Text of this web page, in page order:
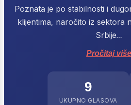
Poznata je po stabilnosti i
klijentima, naročito iz sektora
Srbije...
Pročitaj više
9
UKUPNO GLASOVA